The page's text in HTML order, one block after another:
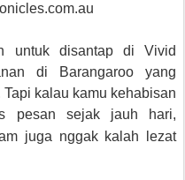
untuk disantap di Vivid
di Barangaroo yang
kalau kamu kehabisan
pesan sejak jauh hari,
juga nggak kalah lezat